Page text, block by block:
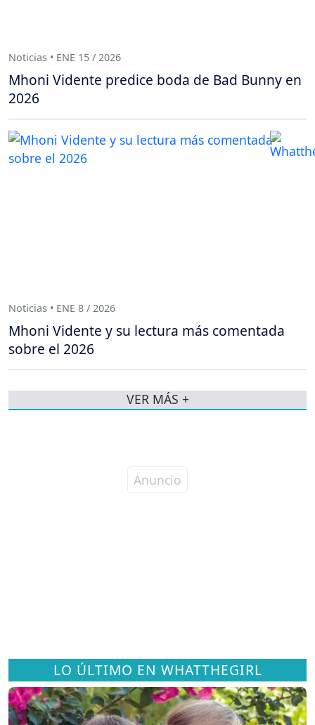
LO ÚLTIMO EN WHATTHEGIRL
Noticias • ENE 15 / 2026
Mhoni Vidente predice boda de Bad Bunny en
2026
Noticias • ENE 8 / 2026
Mhoni Vidente y su lectura más comentada
sobre el 2026
VER MÁS +